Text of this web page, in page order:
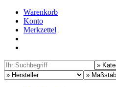
Warenkorb
Konto
Merkzettel